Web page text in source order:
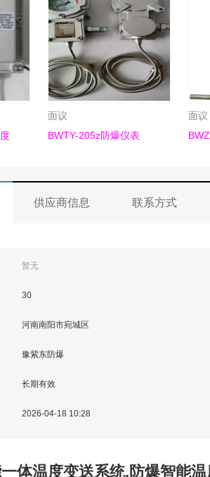
面议
BWTY-205z防爆仪表
面议
供应商信息 联系方式
暂无
30
河南南阳市宛城区
豫紫东防爆
长期有效
2026-04-18 10:28
体温度变送系统,防爆智能